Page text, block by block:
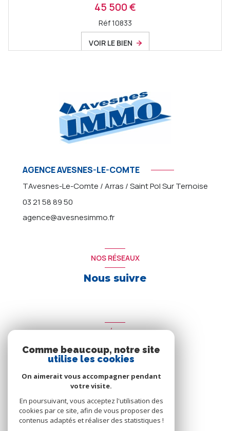
45 500 €
Réf 10833
VOIR LE BIEN
AGENCE AVESNES-LE-COMTE
TAvesnes-Le-Comte / Arras / Saint Pol Sur Ternoise
03 21 58 89 50
agence@avesnesimmo.fr
NOS RÉSEAUX
Nous suivre
ADHÉRENTS
Nous adhérons
Comme beaucoup, notre site
utilise les cookies
On aimerait vous accompagner pendant
votre visite.
En poursuivant, vous acceptez l'utilisation des
cookies par ce site, afin de vous proposer des
contenus adaptés et réaliser des statistiques !